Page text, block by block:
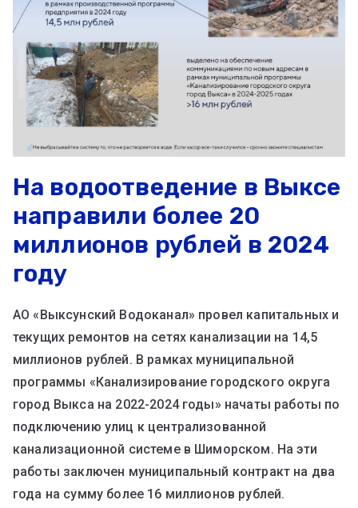
На водоотведение в Выксе
направили более 20
миллионов рублей в 2024
году
АО «Выксунский Водоканал» провел капитальных и
текущих ремонтов на сетях канализации на 14,5
миллионов рублей. В рамках муниципальной
программы «Канализирование городского округа
город Выкса на 2022-2024 годы» начаты работы по
подключению улиц к централизованной
канализационной системе в Шиморском. На эти
работы заключен муниципальный контракт на два
года на сумму более 16 миллионов рублей.